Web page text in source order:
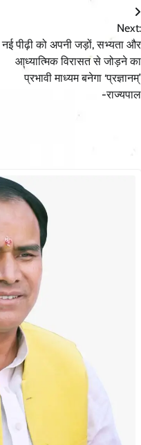
Next:
नई पीढ़ी को अपनी जड़ों, सभ्यता और
आध्यात्मिक विरासत से जोड़ने का
प्रभावी माध्यम बनेगा ‘प्रज्ञानम्’
-राज्यपाल